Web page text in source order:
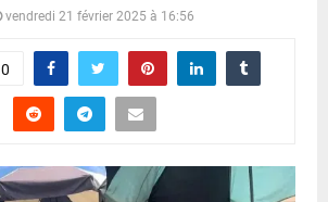
vendredi 21 février 2025 à 16:56
0